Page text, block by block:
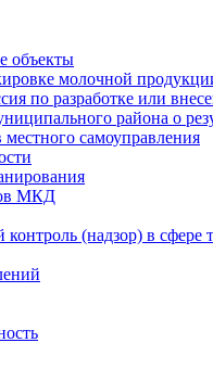
объекты
молочной
по разработке или
района о
самоуправления
МКД
(надзор) в сфере